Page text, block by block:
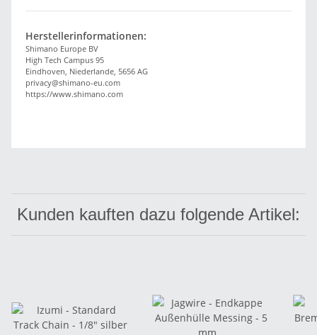
Herstellerinformationen:
Shimano Europe BV
High Tech Campus 95
Eindhoven, Niederlande, 5656 AG
privacy@shimano-eu.com
https://www.shimano.com
Kunden kauften dazu folgende Artikel: